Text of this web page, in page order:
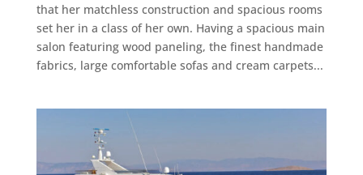
that her matchless construction and spacious rooms
set her in a class of her own. Having a spacious main
salon featuring wood paneling, the finest handmade
fabrics, large comfortable sofas and cream carpets...